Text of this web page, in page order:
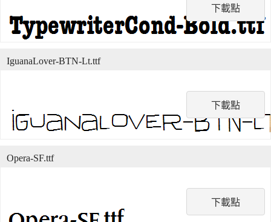
下載點
下載點
IguanaLover-BTN-Lt.ttf
下載點
Opera-SF.ttf